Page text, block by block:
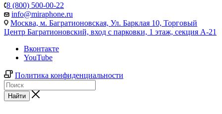
8 (800) 500-00-22
info@miraphone.ru
Москва, м. Багратионовская, Ул. Барклая 10, Торговый
Центр Багратионовский, вход с парковки, 1 этаж, секция А-21
Вконтакте
YouTube
Политика конфиденциальности
Найти